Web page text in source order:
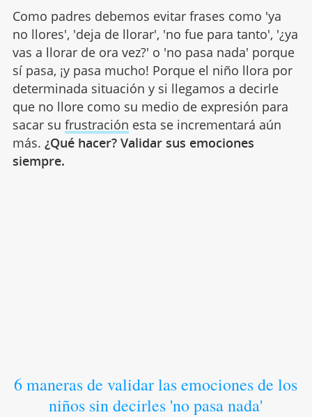
Como padres debemos evitar frases como 'ya
no llores', 'deja de llorar', 'no fue para tanto', '¿ya
vas a llorar de ora vez?' o 'no pasa nada' porque
sí pasa, ¡y pasa mucho! Porque el niño llora por
determinada situación y si llegamos a decirle
que no llore como su medio de expresión para
sacar su frustración esta se incrementará aún
más. ¿Qué hacer? Validar sus emociones
siempre.
6 maneras de validar las emociones de los
niños sin decirles 'no pasa nada'